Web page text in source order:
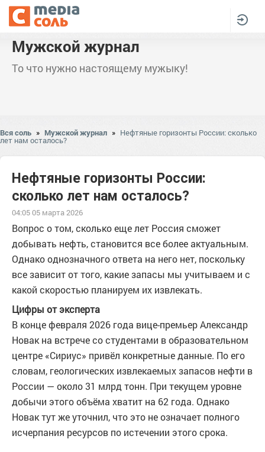
Мужской журнал
То что нужно настоящему мужыку!
Вся соль » Мужской журнал » Нефтяные горизонты России: сколько
лет нам осталось?
Нефтяные горизонты России:
сколько лет нам осталось?
04:05 05 марта 2026
Вопрос о том, сколько еще лет Россия сможет
добывать нефть, становится все более актуальным.
Однако однозначного ответа на него нет, поскольку
все зависит от того, какие запасы мы учитываем и с
какой скоростью планируем их извлекать.
Цифры от эксперта
В конце февраля 2026 года вице-премьер Александр
Новак на встрече со студентами в образовательном
центре «Сириус» привёл конкретные данные. По его
словам, геологических извлекаемых запасов нефти в
России — около 31 млрд тонн. При текущем уровне
добычи этого объёма хватит на 62 года. Однако
Новак тут же уточнил, что это не означает полного
исчерпания ресурсов по истечении этого срока.